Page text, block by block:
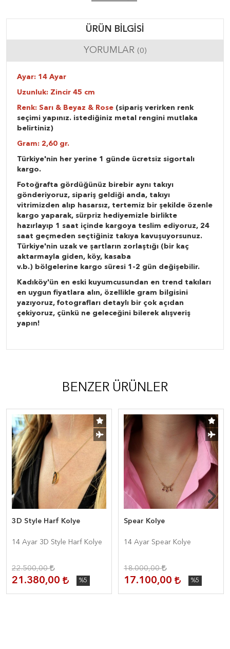
ÜRÜN BILGISI
YORUMLAR (0)
Ayar: 14 Ayar
Uzunluk: Zincir 45 cm
Renk: Sarı & Beyaz & Rose (sipariş verirken renk
seçimi yapınız. istediğiniz metal rengini mutlaka
belirtiniz)
Gram: 2,60 gr.
Türkiye'nin her yerine 1 günde ücretsiz sigortalı
kargo.
Fotoğrafta gördüğünüz birebir aynı takıyı
gönderiyoruz, sipariş geldiği anda, takıyı
vitrimizden alıp hasarsız, tertemiz bir şekilde özenle
kargo yaparak, sürpriz hediyemizle birlikte
hazırlayıp 1 saat içinde kargoya teslim ediyoruz, 24
saat geçmeden seçtiğiniz takıya kavuşuyorsunuz.
Türkiye'nin uzak ve şartların zorlaştığı (bir kaç
aktarmayla giden, köy, kasaba
v.b.) bölgelerine kargo süresi 1-2 gün değişebilir.
Kadıköy'ün en eski kuyumcusundan en trend takıları
en uygun fiyatlara alın, özellikle gram bilgisini
yazıyoruz, fotografları detaylı bir çok açıdan
çekiyoruz, çünkü ne geleceğini bilerek alışveriş
yapın!
BENZER ÜRÜNLER
3D Style Harf Kolye
14 Ayar 3D Style Harf Kolye
22.500,00
21.380,00 %5
Spear Kolye
14 Ayar Spear Kolye
18.000,00
17.100,00 %5